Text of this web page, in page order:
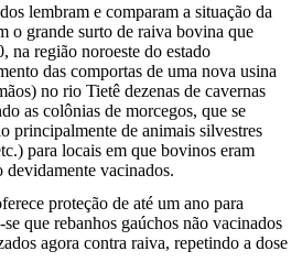
lembram e comparam a situação da
o grande surto de raiva bovina que
na região noroeste do estado
das comportas de uma nova usina
no rio Tietê dezenas de cavernas
as colônias de morcegos, que se
principalmente de animais silvestres
para locais em que bovinos eram
devidamente vacinados.
proteção de até um ano para
que rebanhos gaúchos não vacinados
agora contra raiva, repetindo a dose